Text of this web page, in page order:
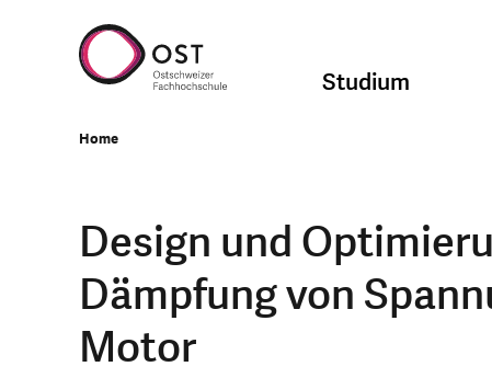
Studium
Home
Design und
Dämpfung von
Motor